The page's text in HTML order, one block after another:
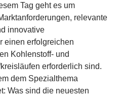
Tag geht es um
relevante
innovative
einen erfolgreichen
Kohlenstoff- und
erforderlich sind.
dem Spezialthema
Was sind die neuesten